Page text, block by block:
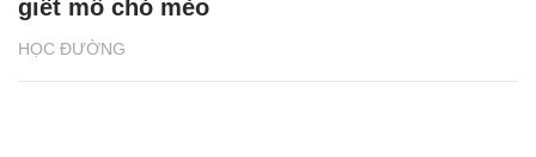
HỌC ĐƯỜNG
giết mổ chó mèo